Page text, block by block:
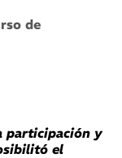
de
participación y
el